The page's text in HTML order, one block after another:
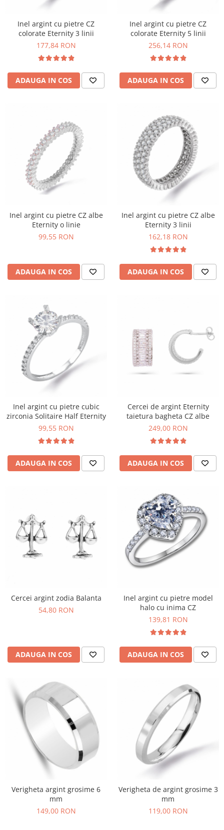
Inel argint cu pietre CZ
colorate Eternity 3 linii
177,84 RON
ADAUGA IN COS
Inel argint cu pietre CZ
colorate Eternity 5 linii
256,14 RON
ADAUGA IN COS
Inel argint cu pietre CZ albe
Eternity o linie
99,55 RON
ADAUGA IN COS
Inel argint cu pietre CZ albe
Eternity 3 linii
162,18 RON
ADAUGA IN COS
Inel argint cu pietre cubic
zirconia Solitaire Half Eternity
99,55 RON
ADAUGA IN COS
Cercei de argint Eternity
taietura bagheta CZ albe
249,00 RON
ADAUGA IN COS
Cercei argint zodia Balanta
54,80 RON
ADAUGA IN COS
Inel argint cu pietre model
halo cu inima CZ
139,81 RON
ADAUGA IN COS
Verigheta argint grosime 6
mm
149,00 RON
Verigheta de argint grosime 3
mm
119,00 RON